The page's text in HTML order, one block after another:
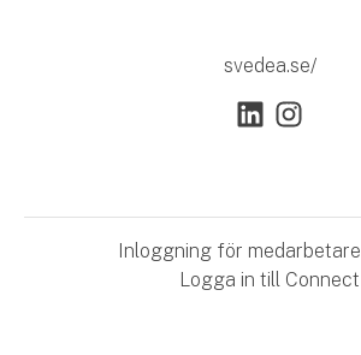
svedea.se/
Inloggning för medarbetare
Logga in till Connect